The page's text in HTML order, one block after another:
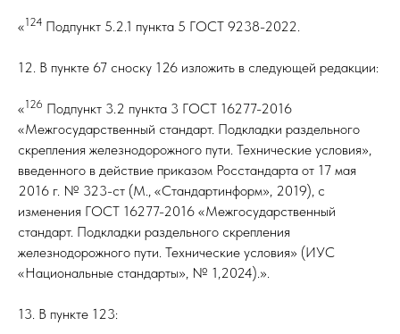
«124 Подпункт 5.2.1 пункта 5 ГОСТ 9238-2022.
12. В пункте 67 сноску 126 изложить в следующей редакции:
«126 Подпункт 3.2 пункта 3 ГОСТ 16277-2016
«Межгосударственный стандарт. Подкладки раздельного
скрепления железнодорожного пути. Технические условия»,
введенного в действие приказом Росстандарта от 17 мая
2016 г. № 323-ст (М., «Стандартинформ», 2019), с
изменения ГОСТ 16277-2016 «Межгосударственный
стандарт. Подкладки раздельного скрепления
железнодорожного пути. Технические условия» (ИУС
«Национальные стандарты», № 1,2024).».
13. В пункте 123: